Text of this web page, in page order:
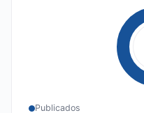
Publicados